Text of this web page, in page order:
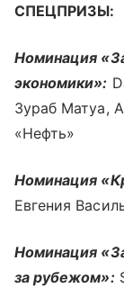
СПЕЦПРИЗЫ:
Номинация
экономики»:
Зураб Матуа,
«Нефть»
Номинация
Евгения
Номинация
за рубежом»: